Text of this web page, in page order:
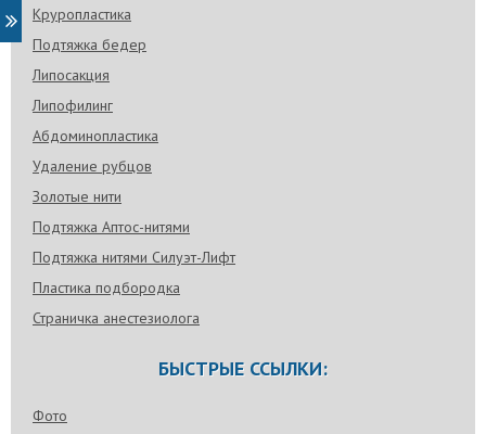
Круропластика
Подтяжка бедер
Липосакция
Липофилинг
Абдоминопластика
Удаление рубцов
Золотые нити
Подтяжка Аптос-нитями
Подтяжка нитями Силуэт-Лифт
Пластика подбородка
Страничка анестезиолога
БЫСТРЫЕ ССЫЛКИ:
Фото